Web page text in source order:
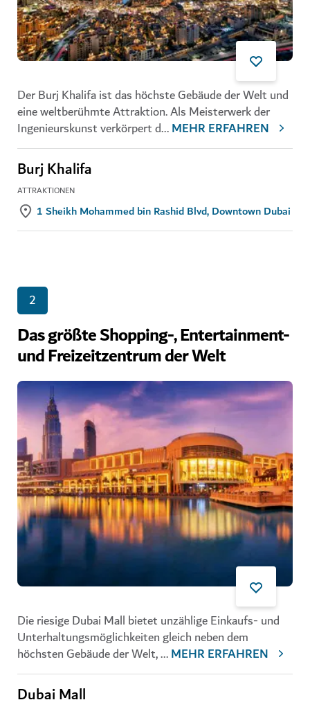
Der Burj Khalifa ist das höchste Gebäude der Welt und
eine weltberühmte Attraktion. Als Meisterwerk der
Ingenieurskunst verkörpert d...MEHR ERFAHREN
Burj Khalifa
ATTRAKTIONEN
1 Sheikh Mohammed bin Rashid Blvd, Downtown Dubai
2
Das größte Shopping-, Entertainment-
und Freizeitzentrum der Welt
Die riesige Dubai Mall bietet unzählige Einkaufs- und
Unterhaltungsmöglichkeiten gleich neben dem
höchsten Gebäude der Welt,...MEHR ERFAHREN
Dubai Mall